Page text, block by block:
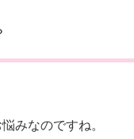
みなのですね。